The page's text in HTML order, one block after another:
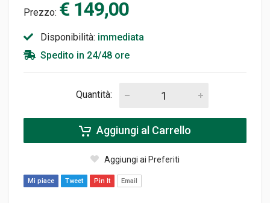
Prezzo: € 149,00
Disponibilità: immediata
Spedito in 24/48 ore
Quantità:
Aggiungi al Carrello
Aggiungi ai Preferiti
Mi piace Tweet Pin It Email